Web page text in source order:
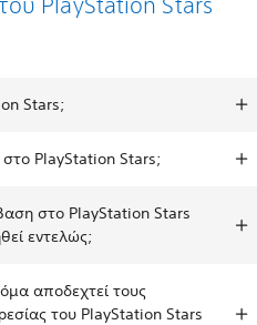
Stars;
PlayStation Stars;
στο PlayStation Stars
εντελώς;
αποδεχτεί τους
του PlayStation Stars